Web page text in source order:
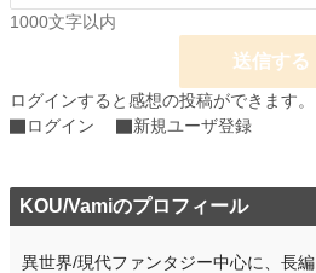
初回公開日時 2026.01.24 19:00
週間ポイント 6,017 pt (1,719 位)
1000文字以内
送信する
ログインすると感想の投稿ができます。
ログイン
新規ユーザ登録
KOU/Vamiのプロフィール
異世界/現代ファンタジー中心に、長編